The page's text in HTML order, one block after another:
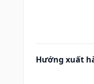
Hướng xuất